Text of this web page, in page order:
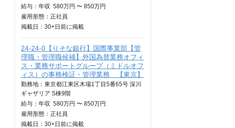
給与： 年収 580万円 〜 850万円
雇用形態：正社員
掲載日： 30+日 前に掲載
24-24-0【りそな銀行】国際事業部【管
理職・管理職候補】外国為替業務オフィ
ス・業務サポートグループ（ミドルオフ
ィス）の事務検証・管理業務 【東京】
勤務地：東京都江東区木場1丁目5番65号 深川
ギャザリア S棟9階
給与： 年収 580万円 〜 850万円
雇用形態：正社員
掲載日： 30+日 前に掲載